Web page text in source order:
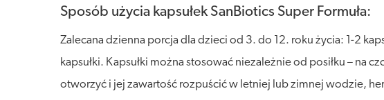
Sposób użycia kapsułek SanBiotics Super Formuła:
Zalecana dzienna porcja dla dzieci od 3. do 12. roku życia: 1-2
kapsułki. Kapsułki można stosować niezależnie od posiłku – na
otworzyć i jej zawartość rozpuścić w letniej lub zimnej wodzie,